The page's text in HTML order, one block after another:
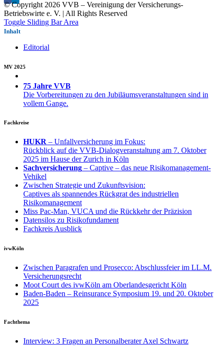
© Copyright 2026 VVB – Vereinigung der Versicherungs-
Betriebswirte e. V. | All Rights Reserved
Toggle Sliding Bar Area
Inhalt
Editorial
MV 2025
75 Jahre VVB
Die Vorbereitungen zu den Jubiläumsveranstaltungen sind in
vollem Gange.
Fachkreise
HUKR – Unfallversicherung im Fokus:
Rückblick auf die VVB-Dialogveranstaltung am 7. Oktober
2025 im Hause der Zurich in Köln
Sachversicherung – Captive – das neue Risikomanagement-
Vehikel
Zwischen Strategie und Zukunftsvision:
Captives als spannendes Rückgrat des industriellen
Risikomanagement
Miss Pac-Man, VUCA und die Rückkehr der Präzision
Datensilos zu Risikofundament
Fachkreis Ausblick
ivwKöln
Zwischen Paragrafen und Prosecco: Abschlussfeier im LL.M.
Versicherungsrecht
Moot Court des ivwKöln am Oberlandesgericht Köln
Baden-Baden – Reinsurance Symposium 19. und 20. Oktober
2025
Fachthema
Interview: 3 Fragen an Personalberater Axel Schwartz